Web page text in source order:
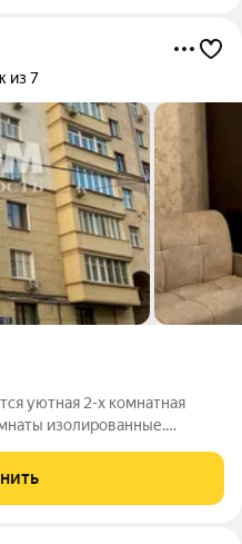
из 7
уютная 2-х комнатная
изолированные.
потолков 3.2 метра.
вид из